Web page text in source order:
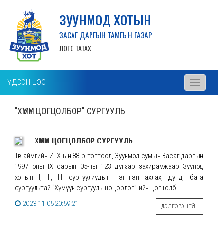
ЗУУНМОД ХОТЫН
ЗАСАГ ДАРГЫН ТАМГЫН ГАЗАР
ЛОГО ТАТАХ
ҮНДСЭН ЦЭС
Toggle
"ХҮМҮҮН ЦОГЦОЛБОР" СУРГУУЛЬ
ХҮМҮҮН ЦОГЦОЛБОР СУРГУУЛЬ
Төв аймгийн ИТХ-ын 88-р тогтоол, Зуунмод сумын Засаг даргын
1997 оны IX сарын 05-ны 123 дугаар захирамжаар Зуунод
хотын I, II, III сургуулиудыг нэгтгэн ахлах, дунд, бага
сургуультай “Хүмүүн сургууль-цэцэрлэг”-ийн цогцолб...
2023-11-05 20:59:21
ДЭЛГЭРЭНГҮЙ..